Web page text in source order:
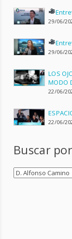
29/06/
29/06/
LOS
MODO
22/06/
22/06/
Buscar